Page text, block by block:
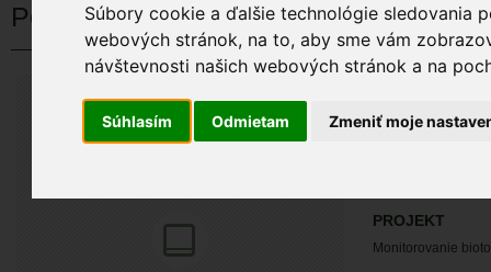
Súbory cookie a ďalšie technológie sledovania
webových stránok, na to, aby sme vám
návštevnosti našich webových stránok a na
Súhlasím Odmietam Zmeniť moje
Potápka hnedá (malá)
PROJEKT
Monitorovanie